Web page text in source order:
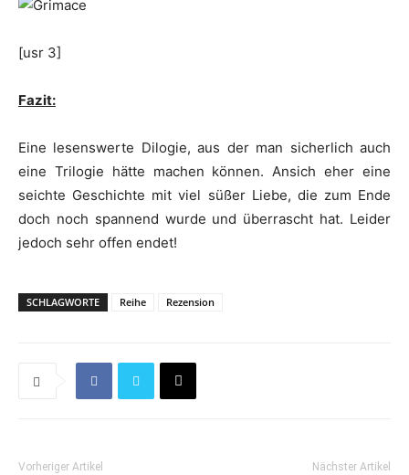
[usr 3]
Fazit:
Eine lesenswerte Dilogie, aus der man sicherlich auch
eine Trilogie hätte machen können. Ansich eher eine
seichte Geschichte mit viel süßer Liebe, die zum Ende
doch noch spannend wurde und überrascht hat. Leider
jedoch sehr offen endet!
SCHLAGWORTE Reihe Rezension
Vorheriger Artikel Nächster Artikel